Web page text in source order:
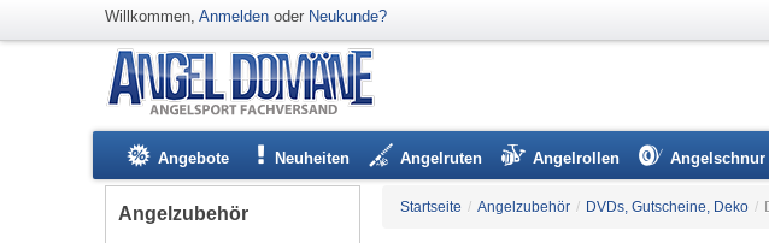
Willkommen, Anmelden oder Neukunde?
Angebote Neuheiten Angelruten Angelrollen Angelschnur
Angelzubehör Startseite / Angelzubehör / DVDs, Gutscheine, Deko /